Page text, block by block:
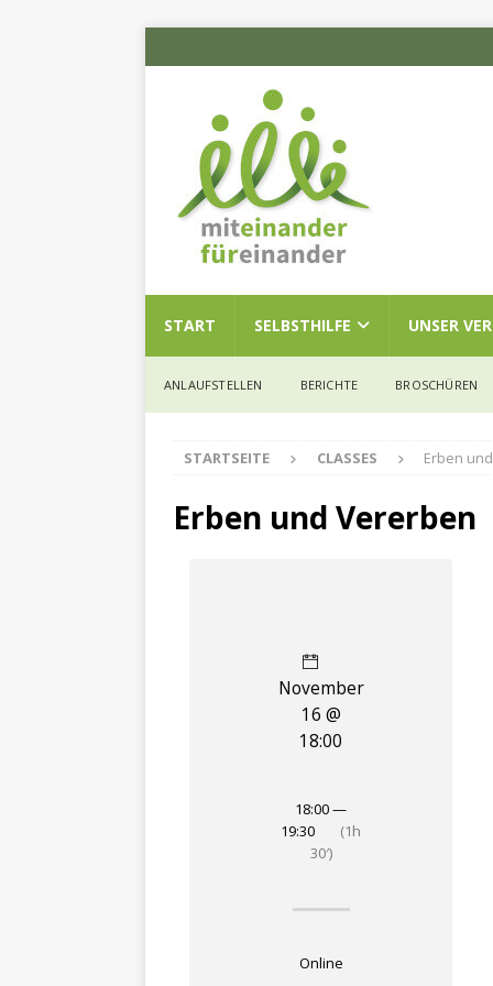
START SELBSTHILFE UNSER
ANLAUFSTELLEN BERICHTE BROSCHÜREN
STARTSEITE CLASSES Erben
Erben und Vererben
November
16 @
18:00
18:00 —
19:30
(1h
30′)
Online